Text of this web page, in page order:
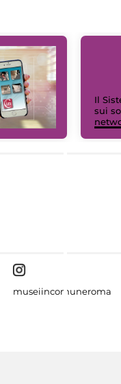
Il
sui
museiincomuneroma